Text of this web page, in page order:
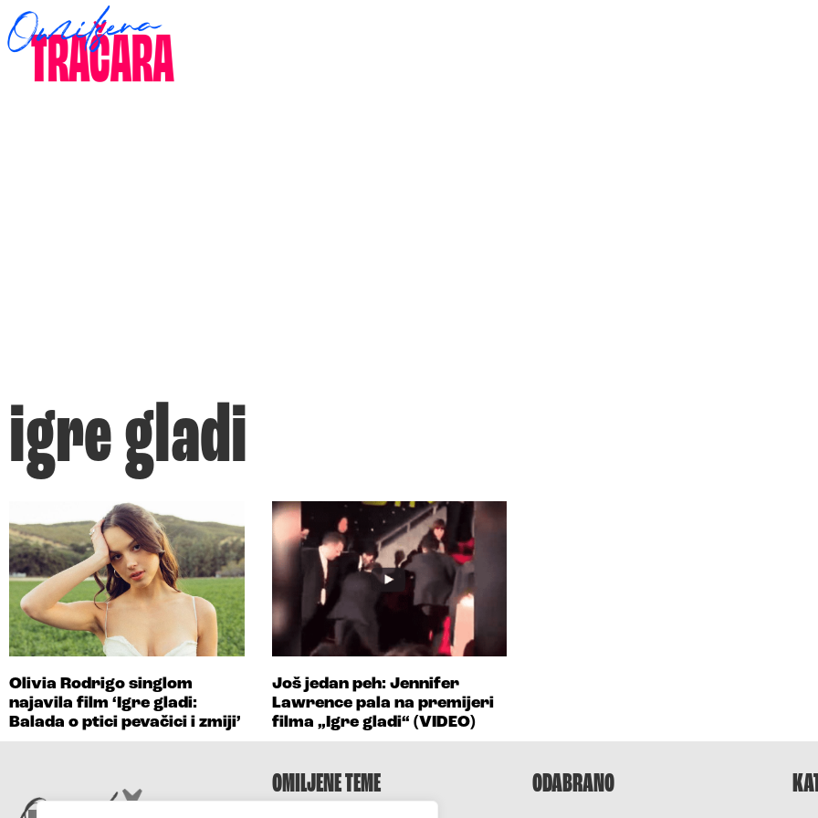
igre gladi
Olivia Rodrigo singlom
najavila film ‘Igre gladi:
Balada o ptici pevačici i zmiji’
Još jedan peh: Jennifer
Lawrence pala na premijeri
filma „Igre gladi“ (VIDEO)
OMILJENE TEME ODABRANO